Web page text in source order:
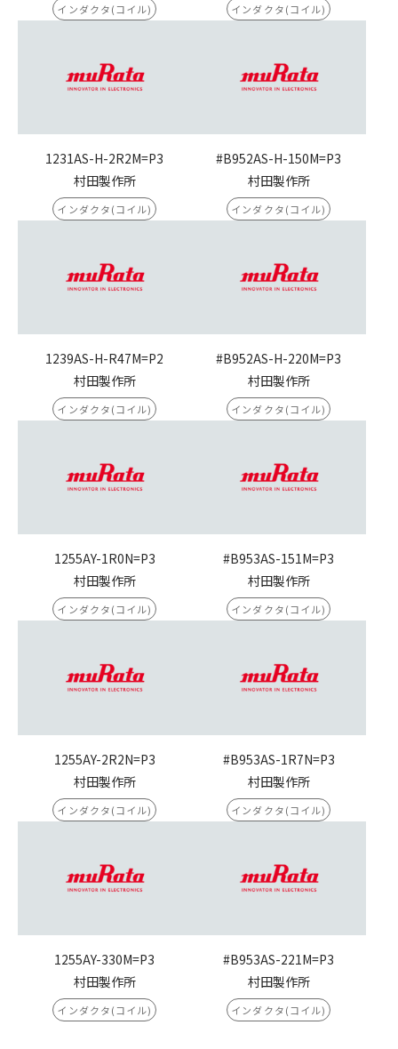
インダクタ(コイル) インダクタ(コイル)
1231AS-H-2R2M=P3
村田製作所
インダクタ(コイル)
#B952AS-H-150M=P3
村田製作所
インダクタ(コイル)
1239AS-H-R47M=P2
村田製作所
インダクタ(コイル)
#B952AS-H-220M=P3
村田製作所
インダクタ(コイル)
1255AY-1R0N=P3
村田製作所
インダクタ(コイル)
#B953AS-151M=P3
村田製作所
インダクタ(コイル)
1255AY-2R2N=P3
村田製作所
インダクタ(コイル)
#B953AS-1R7N=P3
村田製作所
インダクタ(コイル)
1255AY-330M=P3
村田製作所
インダクタ(コイル)
#B953AS-221M=P3
村田製作所
インダクタ(コイル)